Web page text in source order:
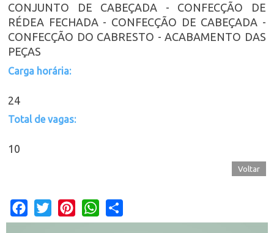
CONJUNTO DE CABEÇADA - CONFECÇÃO DE
RÉDEA FECHADA - CONFECÇÃO DE CABEÇADA -
CONFECÇÃO DO CABRESTO - ACABAMENTO DAS
PEÇAS
Carga horária:
24
Total de vagas:
10
Voltar
Facebook
Twitter PinterestWhatsApp